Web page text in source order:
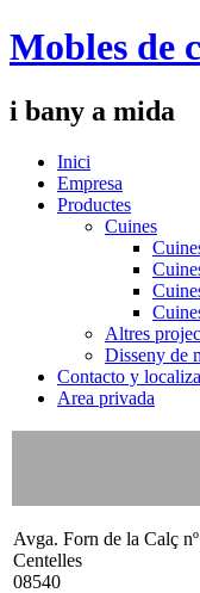
Mobles de
i bany a mida
Inici
Empresa
Productes
Cuines
Altres
Disseny de
Contacto y
Area privada
Avga. Forn de la Calç
Centelles
08540